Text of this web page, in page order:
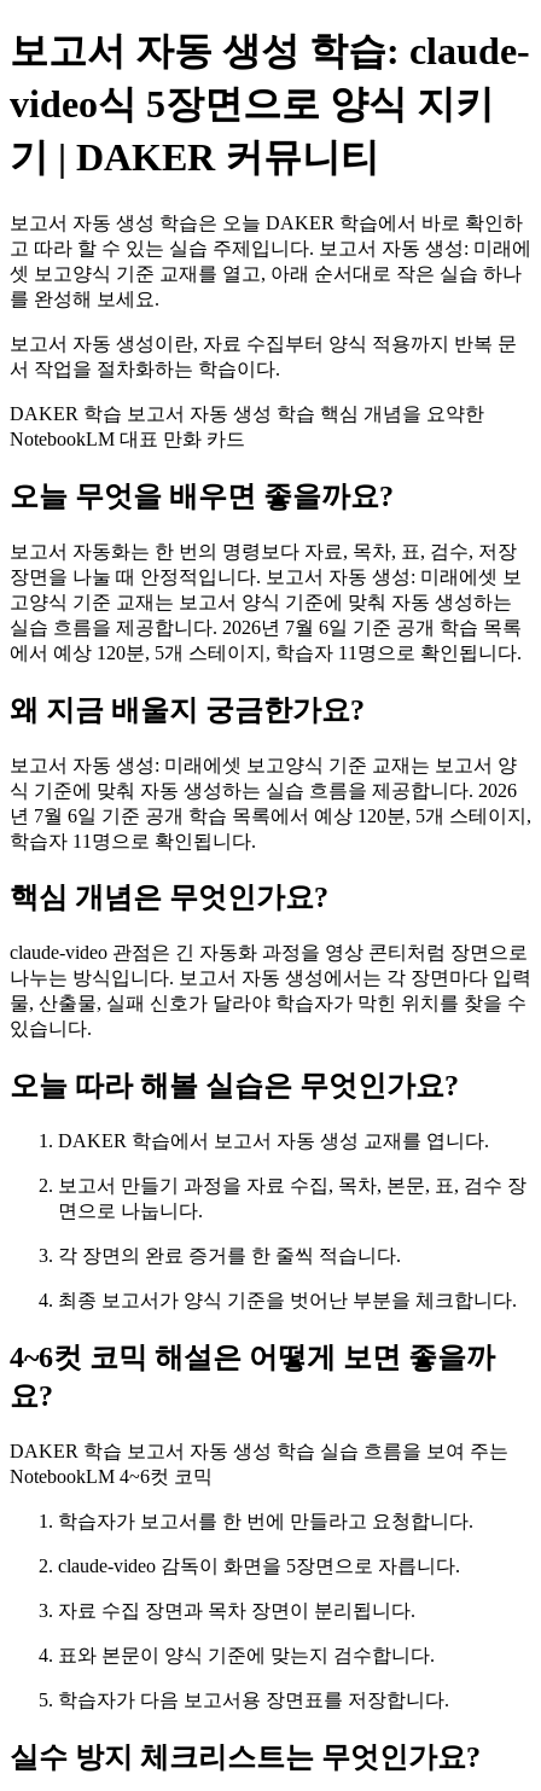
보고서 자동 생성 학습: claude-
video식 5장면으로 양식 지키
기 | DAKER 커뮤니티
보고서 자동 생성 학습은 오늘 DAKER 학습에서 바로 확인하
고 따라 할 수 있는 실습 주제입니다. 보고서 자동 생성: 미래에
셋 보고양식 기준 교재를 열고, 아래 순서대로 작은 실습 하나
를 완성해 보세요.
보고서 자동 생성이란, 자료 수집부터 양식 적용까지 반복 문
서 작업을 절차화하는 학습이다.
DAKER 학습 보고서 자동 생성 학습 핵심 개념을 요약한
NotebookLM 대표 만화 카드
오늘 무엇을 배우면 좋을까요?
보고서 자동화는 한 번의 명령보다 자료, 목차, 표, 검수, 저장
장면을 나눌 때 안정적입니다. 보고서 자동 생성: 미래에셋 보
고양식 기준 교재는 보고서 양식 기준에 맞춰 자동 생성하는
실습 흐름을 제공합니다. 2026년 7월 6일 기준 공개 학습 목록
에서 예상 120분, 5개 스테이지, 학습자 11명으로 확인됩니다.
왜 지금 배울지 궁금한가요?
보고서 자동 생성: 미래에셋 보고양식 기준 교재는 보고서 양
식 기준에 맞춰 자동 생성하는 실습 흐름을 제공합니다. 2026
년 7월 6일 기준 공개 학습 목록에서 예상 120분, 5개 스테이지,
학습자 11명으로 확인됩니다.
핵심 개념은 무엇인가요?
claude-video 관점은 긴 자동화 과정을 영상 콘티처럼 장면으로
나누는 방식입니다. 보고서 자동 생성에서는 각 장면마다 입력
물, 산출물, 실패 신호가 달라야 학습자가 막힌 위치를 찾을 수
있습니다.
오늘 따라 해볼 실습은 무엇인가요?
DAKER 학습에서 보고서 자동 생성 교재를 엽니다.
보고서 만들기 과정을 자료 수집, 목차, 본문, 표, 검수 장
면으로 나눕니다.
각 장면의 완료 증거를 한 줄씩 적습니다.
최종 보고서가 양식 기준을 벗어난 부분을 체크합니다.
4~6컷 코믹 해설은 어떻게 보면 좋을까
요?
DAKER 학습 보고서 자동 생성 학습 실습 흐름을 보여 주는
NotebookLM 4~6컷 코믹
학습자가 보고서를 한 번에 만들라고 요청합니다.
claude-video 감독이 화면을 5장면으로 자릅니다.
자료 수집 장면과 목차 장면이 분리됩니다.
표와 본문이 양식 기준에 맞는지 검수합니다.
학습자가 다음 보고서용 장면표를 저장합니다.
실수 방지 체크리스트는 무엇인가요?